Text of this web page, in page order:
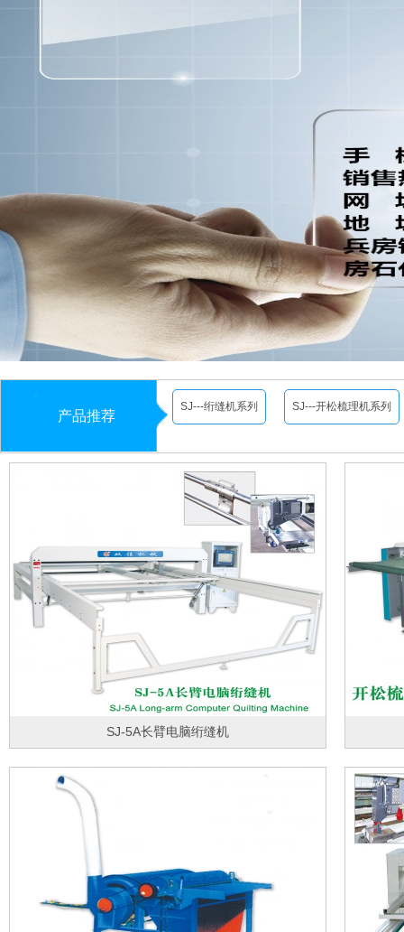
产品推荐
SJ---绗缝机系列 SJ---开松梳理机系列
SJ-5A长臂电脑绗缝机